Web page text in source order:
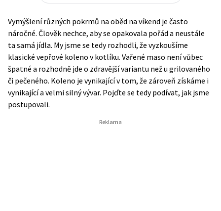
Vymýšlení různých pokrmů na oběd na víkend je často
náročné. Člověk nechce, aby se opakovala pořád a neustále
ta samá jídla. My jsme se tedy rozhodli, že vyzkoušíme
klasické vepřové koleno v kotlíku. Vařené maso není vůbec
špatné a rozhodně jde o zdravější variantu než u grilovaného
či pečeného. Koleno je vynikající v tom, že zároveň získáme i
vynikající a velmi silný vývar. Pojďte se tedy podívat, jak jsme
postupovali.